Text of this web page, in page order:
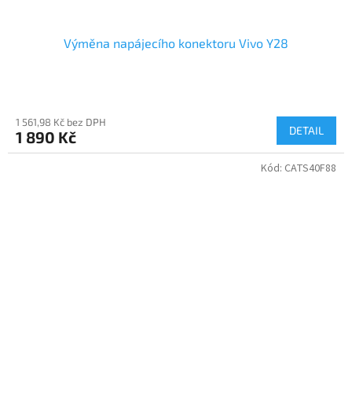
Výměna napájecího konektoru Vivo Y28
1 561,98 Kč bez DPH
1 890 Kč DETAIL
Kód: CATS40F88